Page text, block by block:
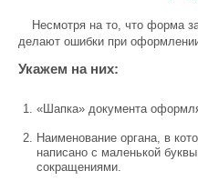
Несмотря на то, что форма
делают ошибки при
Укажем на них:
«Шапка» документа
Наименование органа, в
написано с маленькой
сокращениями.